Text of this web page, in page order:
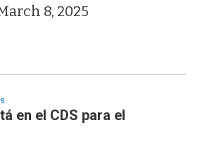
8, 2025
en el CDS para el